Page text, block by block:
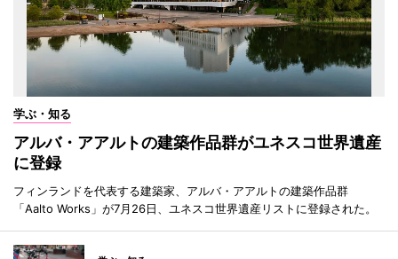
学ぶ・知る
アルバ・アアルトの建築作品群がユネスコ世界遺産
に登録
フィンランドを代表する建築家、アルバ・アアルトの建築作品群
「Aalto Works」が7月26日、ユネスコ世界遺産リストに登録された。